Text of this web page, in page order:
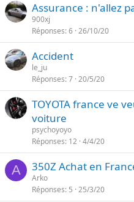
Assurance : n'allez
900xj
Réponses 6 26/10/20
Accident
le_ju
Réponses 7 20/5/20
TOYOTA france ve
voiture
psychoyoyo
Réponses 12 4/4/20
A 350Z Achat en
Arko
Réponses 5 25/3/20